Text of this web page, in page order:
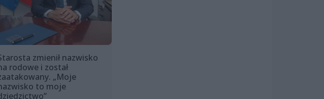
zmienił nazwisko
rodowe i został
„Moje
to moje